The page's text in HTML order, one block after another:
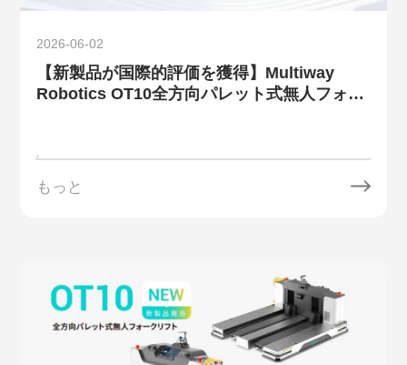
2026-06-02
【新製品が国際的評価を獲得】Multiway
Robotics OT10全方向パレット式無人フォー
もっと